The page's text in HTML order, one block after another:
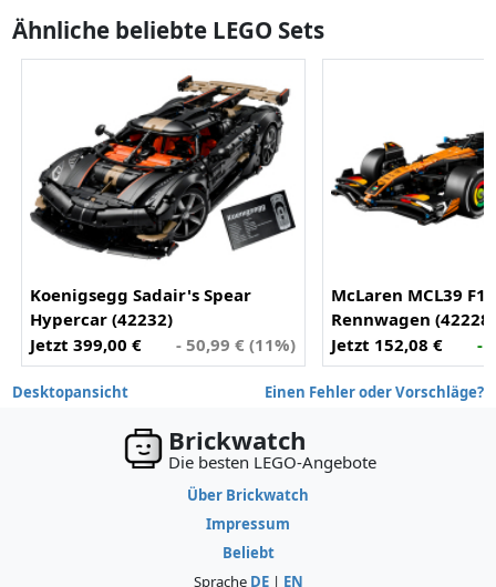
Ähnliche beliebte LEGO Sets
Koenigsegg Sadair's Spear
Hypercar (42232)
Jetzt 399,00 €
- 50,99 € (11%)
McLaren MCL39
Rennwagen (42228)
Jetzt 152,08 €
-
Desktopansicht Einen Fehler oder Vorschläge?
Brickwatch
Die besten LEGO-Angebote
Über Brickwatch
Impressum
Beliebt
Sprache DE| EN